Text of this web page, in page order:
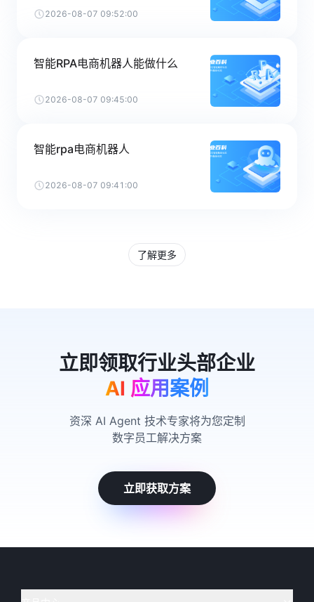
2026-08-07 09:52:00
智能RPA电商机器人能做什么
2026-08-07 09:45:00
智能rpa电商机器人
2026-08-07 09:41:00
了解更多
AI 应用案例
资深 AI Agent 技术专家将为您定制
数字员工解决方案
立即获取方案